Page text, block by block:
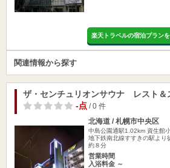
楽天トラベルの宿泊プラン
関連情報から探す
ザ・センチュリオンサウナ レスト＆
-点/ 0 件
北海道 / 札幌市中央区
中島公園通駅1.02km 資生館
地下鉄南北線すすきの駅より
約８分
営業時間
入浴料金 ～